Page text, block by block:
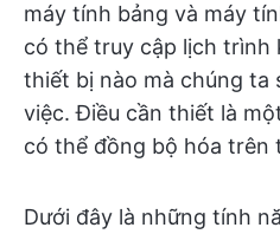
máy tính bảng và máy
có thể truy cập lịch
thiết bị nào mà chúng ta
việc. Điều cần thiết là
có thể đồng bộ hóa trên
Dưới đây là những tính